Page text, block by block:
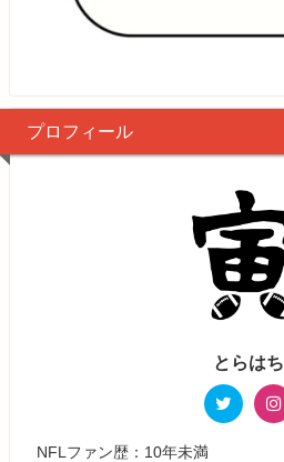
プロフィール
とらはち
NFLファン歴：10年未満